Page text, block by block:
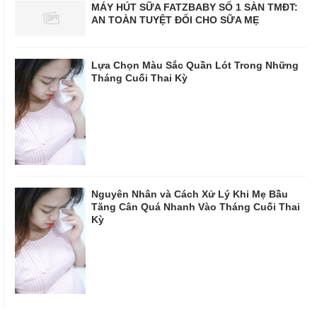
MÁY HÚT SỮA FATZBABY SỐ 1 SÀN TMĐT:
AN TOÀN TUYỆT ĐỐI CHO SỮA MẸ
Lựa Chọn Màu Sắc Quần Lót Trong Những
Tháng Cuối Thai Kỳ
Nguyên Nhân và Cách Xử Lý Khi Mẹ Bầu
Tăng Cân Quá Nhanh Vào Tháng Cuối Thai
Kỳ